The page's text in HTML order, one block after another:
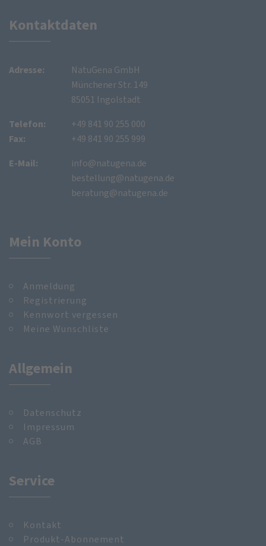
Kontaktdaten
Adresse:
NatuGena GmbH
Münchener Str. 149
85051 Ingolstadt
Telefon:
Fax:
+49 841 90 255 000
+49 841 90 255 999
E-Mail:
info@natugena.de
bestellung@natugena.de
beratung@natugena.de
Mein Konto
Anmeldung
Registrierung
Kennwort vergessen
Meine Wunschliste
Allgemein
Datenschutz
Impressum
AGB
Service
Kontakt
Produkt-Abonnement